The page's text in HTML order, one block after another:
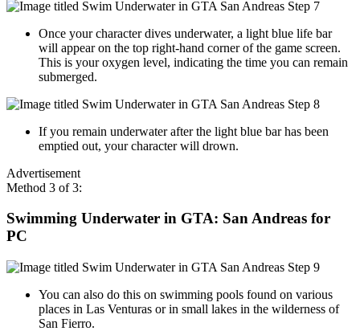
Once your character dives underwater, a light blue life bar
will appear on the top right-hand corner of the game screen.
This is your oxygen level, indicating the time you can remain
submerged.
If you remain underwater after the light blue bar has been
emptied out, your character will drown.
Advertisement
Method 3 of 3:
Swimming Underwater in GTA: San Andreas for
PC
You can also do this on swimming pools found on various
places in Las Venturas or in small lakes in the wilderness of
San Fierro.